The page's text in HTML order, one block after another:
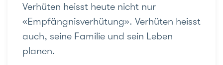
Verhüten heisst heute nicht nur
«Empfängnisverhütung». Verhüten heisst
auch, seine Familie und sein Leben
planen.